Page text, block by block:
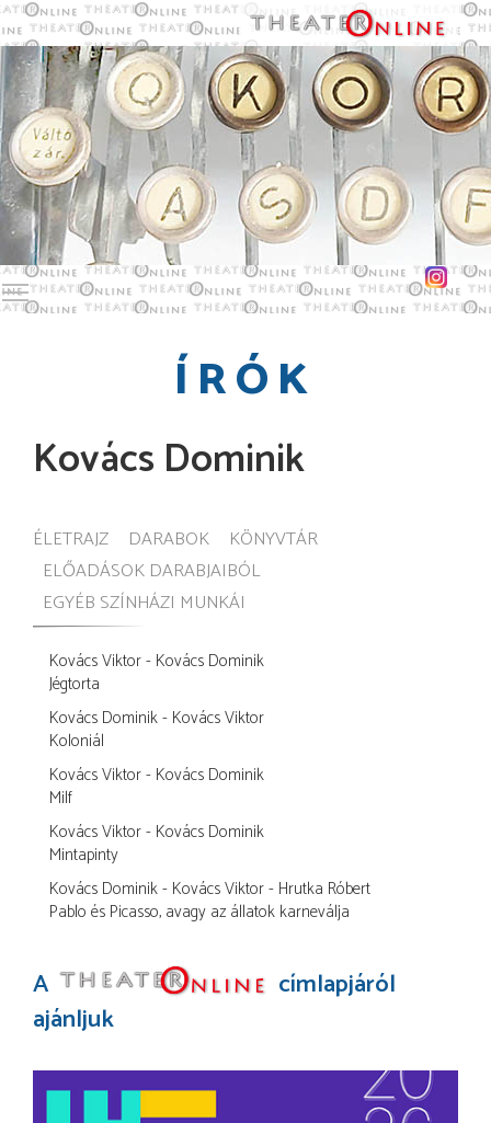
Toggle main menu visibility
ÍRÓK
Kovács Dominik
ÉLETRAJZ DARABOK
KÖNYVTÁR
ELŐADÁSOK DARABJAIBÓL
EGYÉB SZÍNHÁZI MUNKÁI
Kovács Viktor - Kovács Dominik
Jégtorta
Kovács Dominik - Kovács Viktor
Koloniál
Kovács Viktor - Kovács Dominik
Milf
Kovács Viktor - Kovács Dominik
Mintapinty
Kovács Dominik - Kovács Viktor - Hrutka Róbert
Pablo és Picasso, avagy az állatok karneválja
A
címlapjáról
ajánljuk